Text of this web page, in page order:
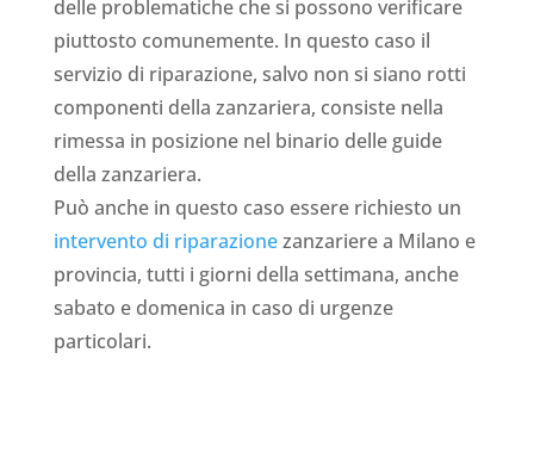
delle problematiche che si possono verificare
piuttosto comunemente. In questo caso il
servizio di riparazione, salvo non si siano rotti
componenti della zanzariera, consiste nella
rimessa in posizione nel binario delle guide
della zanzariera.
Può anche in questo caso essere richiesto un
intervento di riparazionezanzariere a Milano e
provincia, tutti i giorni della settimana, anche
sabato e domenica in caso di urgenze
particolari.